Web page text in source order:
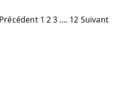
Précédent 1 23 .... 12 Suivant